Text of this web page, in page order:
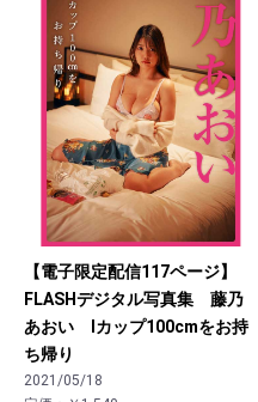
【電子限定配信117ページ】
FLASHデジタル写真集 藤乃
あおい Iカップ100cmをお持
ち帰り
2021/05/18